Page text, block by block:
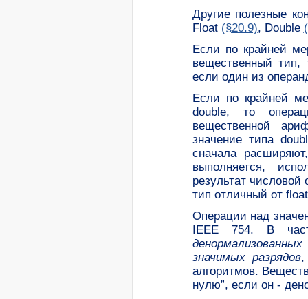
Другие полезные
Float (§20.9), Double
Если по крайней
вещественный тип,
если один из
Если по крайней
double, то
вещественной
значение типа
сначала
выполняется,
результат
тип отличный от
Операции над
IEEE 754. В
денормализованных
значимых разрядов,
алгоритмов.
нулю”, если он -